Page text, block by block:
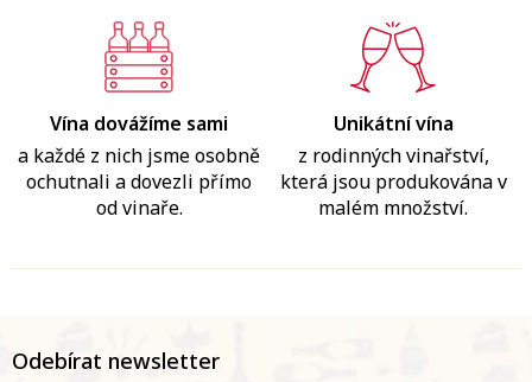
Vína dovážíme sami
a každé z nich jsme osobně
ochutnali a dovezli přímo
od vinaře.
Unikátní vína
z rodinných vinařství,
která jsou produkována v
malém množství.
Odebírat newsletter